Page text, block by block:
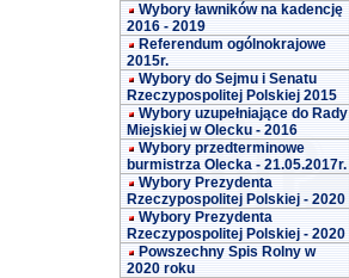
Wybory ławników na kadencję
2016 - 2019
Referendum ogólnokrajowe
2015r.
Wybory do Sejmu i Senatu
Rzeczypospolitej Polskiej 2015
Wybory uzupełniające do Rady
Miejskiej w Olecku - 2016
Wybory przedterminowe
burmistrza Olecka - 21.05.2017r.
Wybory Prezydenta
Rzeczypospolitej Polskiej - 2020
Wybory Prezydenta
Rzeczypospolitej Polskiej - 2020
Powszechny Spis Rolny w
2020 roku